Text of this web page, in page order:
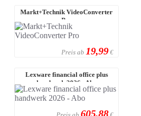
Markt+Technik VideoConverter
Pro
Preis ab 19,99 €
Lexware financial office plus
handwerk 2026 - Abo
605,88